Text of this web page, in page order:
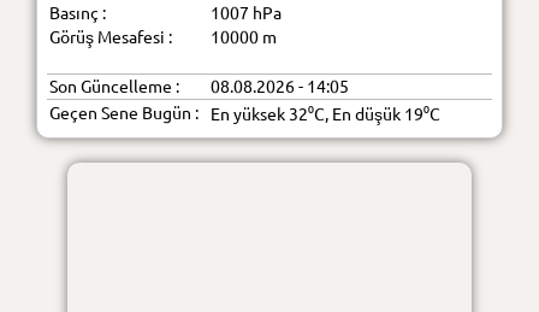
Basınç :
1007 hPa
Görüş Mesafesi :
10000 m
Son Güncelleme :
08.08.2026 - 14:05
Geçen Sene Bugün :
En yüksek 32⁰C, En düşük 19⁰C